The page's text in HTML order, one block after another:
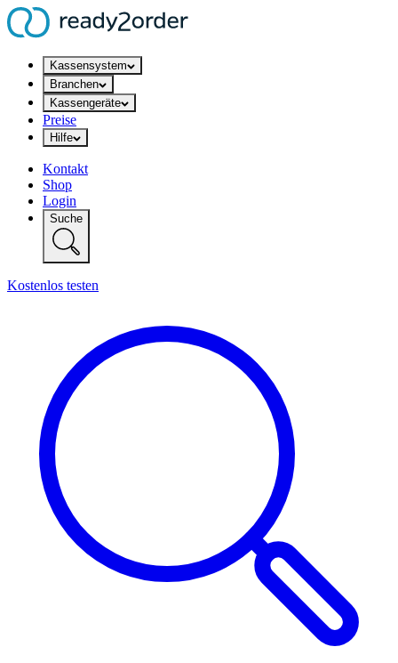
Kassensystem
Branchen
Kassengeräte
Preise
Hilfe
Kontakt
Shop
Login
Suche
Kostenlos testen